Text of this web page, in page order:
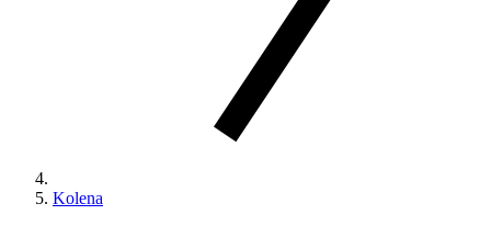
Kolena